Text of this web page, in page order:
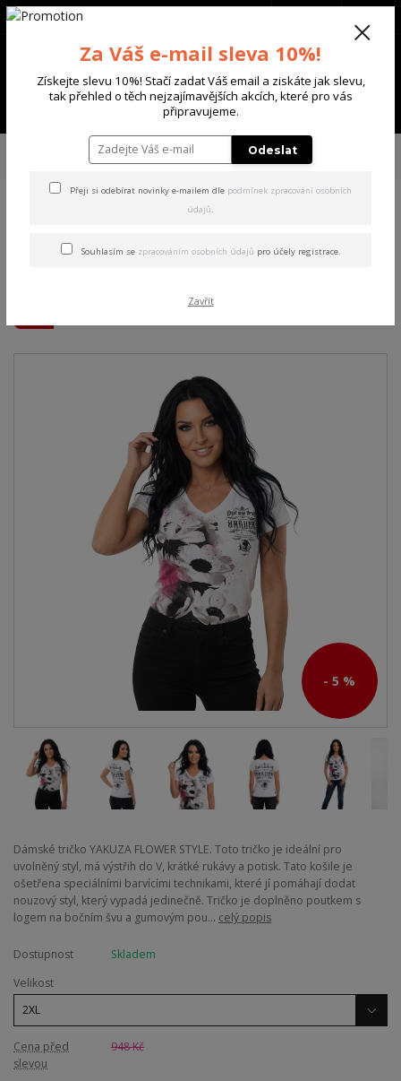
Menu
+420 702 136 620
TRIČKA & TÍLKA
Yakuza dámské tílko Flower Style
Curved V Neck T-Shirt white 2XL
Style Curved V Neck T-Shirt
- 5 %
Dámské tričko YAKUZA FLOWER STYLE. Toto tričko je ideální pro
uvolněný styl, má výstřih do V, krátké rukávy a potisk. Tato košile je
ošetřena speciálními barvícími technikami, které jí pomáhají dodat
nouzový styl, který vypadá jedinečně. Tričko je doplněno poutkem s
logem na bočním švu a gumovým pou... celý popis
Dostupnost
Skladem
Velikost
Cena před
slevou
948 Kč
Za Váš e-mail sleva 10%!
Získejte slevu 10%! Stačí zadat Váš email a ziskáte jak slevu,
tak přehled o těch nejzajímavějších akcích, které pro vás
připravujeme.
Odeslat
Přeji si odebírat novinky e-mailem dle podmínek zpracování osobních
údajů.
Souhlasím se zpracováním osobních údajů pro účely registrace.
Zavřít